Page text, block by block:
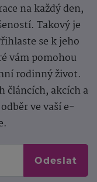
na každý den,
Takový je
se k jeho
vám pomohou
rodinný život.
článcích, akcích a
ve vaší e-
Odeslat